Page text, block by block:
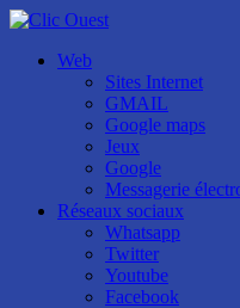
Web
Sites Internet
GMAIL
Google maps
Jeux
Google
Messagerie
Réseaux sociaux
Whatsapp
Twitter
Youtube
Facebook